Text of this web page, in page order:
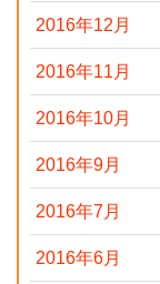
2016年12月
2016年11月
2016年10月
2016年9月
2016年7月
2016年6月